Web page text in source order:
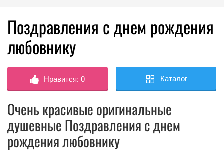
Поздравления с днем рождения
любовнику
Нравится:0 Каталог
Очень красивые оригинальные
душевные Поздравления с днем
рождения любовнику